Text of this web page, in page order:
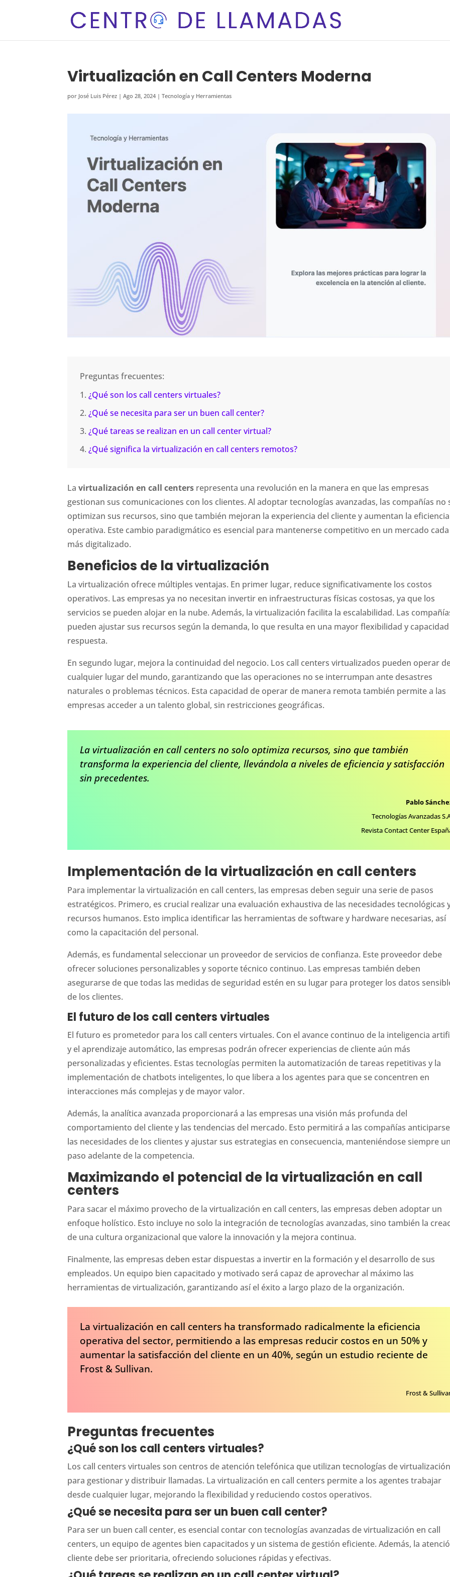
Virtualización en Call Centers Moderna
por José Luis Pérez |Ago 28, 2024 |Tecnología y Herramientas
Preguntas frecuentes:
¿Qué son los call centers virtuales?
¿Qué se necesita para ser un buen call center?
¿Qué tareas se realizan en un call center virtual?
¿Qué significa la virtualización en call centers remotos?
Lavirtualización en call centers representa una revolución en la manera en que las empresas
gestionan sus comunicaciones con los clientes. Al adoptar tecnologías avanzadas, las compañías no
optimizan sus recursos, sino que también mejoran la experiencia del cliente y aumentan la eficiencia
operativa. Este cambio paradigmático es esencial para mantenerse competitivo en un mercado cada
más digitalizado.
Beneficios de la virtualización
La virtualización ofrece múltiples ventajas. En primer lugar, reduce significativamente los costos
operativos. Las empresas ya no necesitan invertir en infraestructuras físicas costosas, ya que los
servicios se pueden alojar en la nube. Además, la virtualización facilita la escalabilidad. Las
pueden ajustar sus recursos según la demanda, lo que resulta en una mayor flexibilidad y
respuesta.
En segundo lugar, mejora la continuidad del negocio. Los call centers virtualizados pueden operar
cualquier lugar del mundo, garantizando que las operaciones no se interrumpan ante desastres
naturales o problemas técnicos. Esta capacidad de operar de manera remota también permite a las
empresas acceder a un talento global, sin restricciones geográficas.
La virtualización en call centers no solo optimiza recursos, sino que también
transforma la experiencia del cliente, llevándola a niveles de eficiencia y satisfacción
sin precedentes.
Pablo
Tecnologías Avanzadas
Revista Contact Center
Implementación de la virtualización en call centers
Para implementar la virtualización en call centers, las empresas deben seguir una serie de pasos
estratégicos. Primero, es crucial realizar una evaluación exhaustiva de las necesidades tecnológicas
recursos humanos. Esto implica identificar las herramientas de software y hardware necesarias, así
como la capacitación del personal.
Además, es fundamental seleccionar un proveedor de servicios de confianza. Este proveedor debe
ofrecer soluciones personalizables y soporte técnico continuo. Las empresas también deben
asegurarse de que todas las medidas de seguridad estén en su lugar para proteger los datos
de los clientes.
El futuro de los call centers virtuales
El futuro es prometedor para los call centers virtuales. Con el avance continuo de la inteligencia
y el aprendizaje automático, las empresas podrán ofrecer experiencias de cliente aún más
personalizadas y eficientes. Estas tecnologías permiten la automatización de tareas repetitivas y la
implementación de chatbots inteligentes, lo que libera a los agentes para que se concentren en
interacciones más complejas y de mayor valor.
Además, la analítica avanzada proporcionará a las empresas una visión más profunda del
comportamiento del cliente y las tendencias del mercado. Esto permitirá a las compañías
las necesidades de los clientes y ajustar sus estrategias en consecuencia, manteniéndose siempre un
paso adelante de la competencia.
Maximizando el potencial de la virtualización en call
centers
Para sacar el máximo provecho de la virtualización en call centers, las empresas deben adoptar un
enfoque holístico. Esto incluye no solo la integración de tecnologías avanzadas, sino también la
de una cultura organizacional que valore la innovación y la mejora continua.
Finalmente, las empresas deben estar dispuestas a invertir en la formación y el desarrollo de sus
empleados. Un equipo bien capacitado y motivado será capaz de aprovechar al máximo las
herramientas de virtualización, garantizando así el éxito a largo plazo de la organización.
La virtualización en call centers ha transformado radicalmente la eficiencia
operativa del sector, permitiendo a las empresas reducir costos en un 50% y
aumentar la satisfacción del cliente en un 40%, según un estudio reciente de
Frost & Sullivan.
Frost &
Preguntas frecuentes
¿Qué son los call centers virtuales?
Los call centers virtuales son centros de atención telefónica que utilizan tecnologías de virtualización
para gestionar y distribuir llamadas. La virtualización en call centers permite a los agentes trabajar
desde cualquier lugar, mejorando la flexibilidad y reduciendo costos operativos.
¿Qué se necesita para ser un buen call center?
Para ser un buen call center, es esencial contar con tecnologías avanzadas de virtualización en call
centers, un equipo de agentes bien capacitados y un sistema de gestión eficiente. Además, la
cliente debe ser prioritaria, ofreciendo soluciones rápidas y efectivas.